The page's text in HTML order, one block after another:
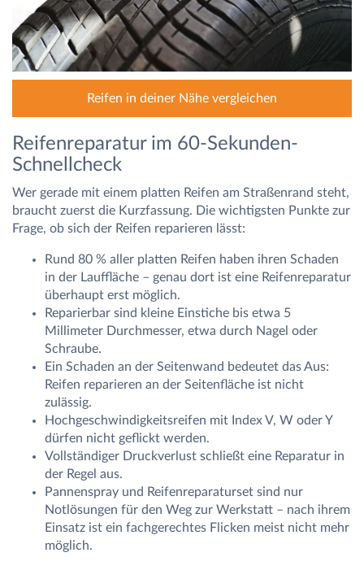
Reifen in deiner Nähe vergleichen
Reifenreparatur im 60-Sekunden-
Schnellcheck
Wer gerade mit einem platten Reifen am Straßenrand steht,
braucht zuerst die Kurzfassung. Die wichtigsten Punkte zur
Frage, ob sich der Reifen reparieren lässt:
Rund 80 % aller platten Reifen haben ihren Schaden
in der Lauffläche – genau dort ist eine Reifenreparatur
überhaupt erst möglich.
Reparierbar sind kleine Einstiche bis etwa 5
Millimeter Durchmesser, etwa durch Nagel oder
Schraube.
Ein Schaden an der Seitenwand bedeutet das Aus:
Reifen reparieren an der Seitenfläche ist nicht
zulässig.
Hochgeschwindigkeitsreifen mit Index V, W oder Y
dürfen nicht geflickt werden.
Vollständiger Druckverlust schließt eine Reparatur in
der Regel aus.
Pannenspray und Reifenreparaturset sind nur
Notlösungen für den Weg zur Werkstatt – nach ihrem
Einsatz ist ein fachgerechtes Flicken meist nicht mehr
möglich.